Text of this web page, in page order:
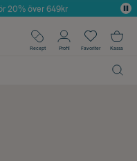
Skönhet
20% över 649kr
Recept Profil Favoriter Kassa